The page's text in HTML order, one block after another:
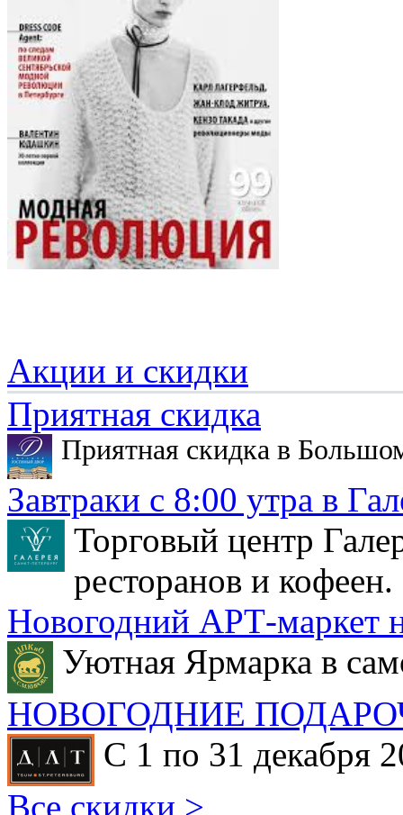
Акции и скидки
Приятная скидка
Приятная скидка в
Завтраки с 8:00 утра в
Торговый центр
ресторанов и кофеен.
Новогодний АРТ-маркет
Уютная Ярмарка в
НОВОГОДНИЕ
С 1 по 31 декабря
Все скидки >